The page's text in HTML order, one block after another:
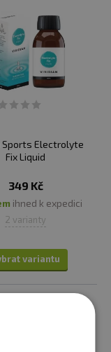
Sports Electrolyte
Fix Liquid
349 Kč
ihned k expedici
2 varianty
variantu